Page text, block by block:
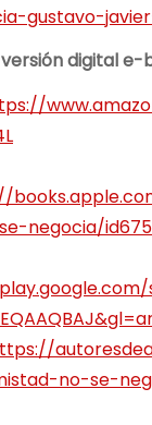
gustavo-
digital e-
negocia/
no-se-